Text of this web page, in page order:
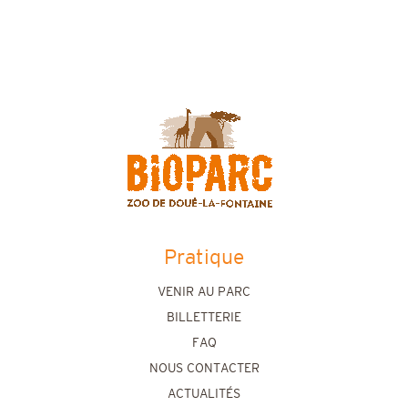
Pratique
VENIR AU PARC
BILLETTERIE
FAQ
NOUS CONTACTER
ACTUALITÉS